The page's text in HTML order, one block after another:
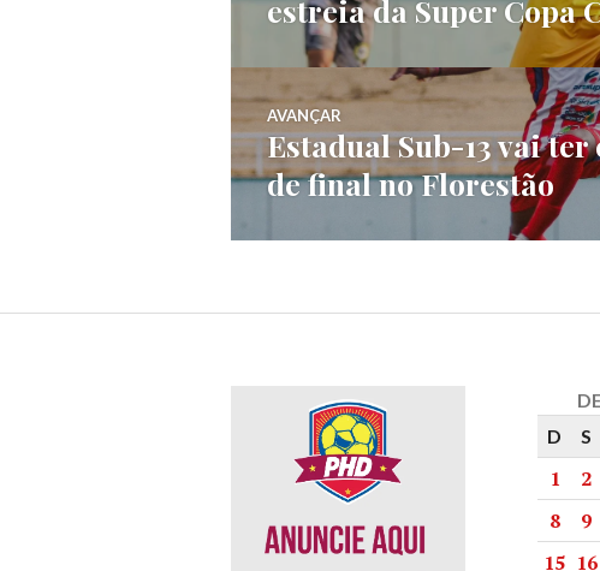
estreia da Super Copa
AVANÇAR
Estadual Sub-13 vai
de final no Florestão
D
S
1 2
8
9
15 16